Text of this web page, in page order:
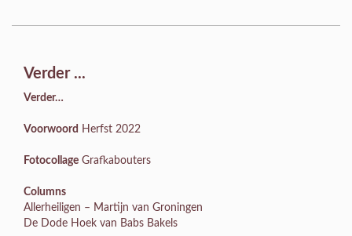
Verder ...
Verder…
Voorwoord Herfst 2022
Fotocollage Grafkabouters
Columns
Allerheiligen – Martijn van Groningen
De Dode Hoek van Babs Bakels